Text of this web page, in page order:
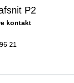
P2
kontakt
21